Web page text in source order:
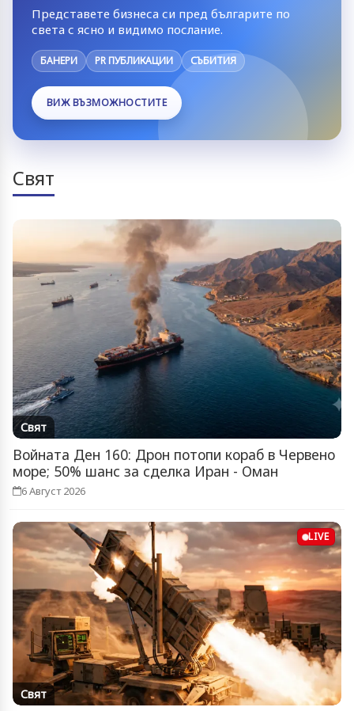
Представете бизнеса си пред българите по
света с ясно и видимо послание.
БАНЕРИ PR ПУБЛИКАЦИИ СЪБИТИЯ
ВИЖ ВЪЗМОЖНОСТИТЕ
Свят
Свят
Войната Ден 160: Дрон потопи кораб в Червено
море; 50% шанс за сделка Иран - Оман
6 Август 2026
LIVE
Свят